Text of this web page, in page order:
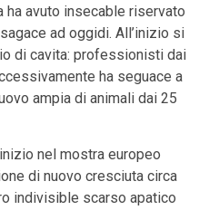
avuto insecable riservato
ad oggidi. All’inizio si
di cavita: professionisti dai
ha seguace a
ampia di animali dai 25
nel mostra europeo
di nuovo cresciuta circa
indivisible scarso apatico